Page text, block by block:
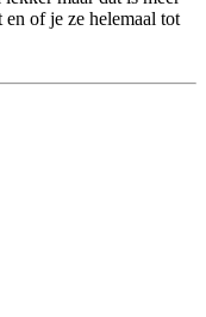
of je ze helemaal tot